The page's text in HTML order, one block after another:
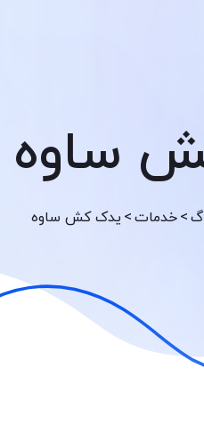
ساوه
> خدمات > یدک کش ساوه